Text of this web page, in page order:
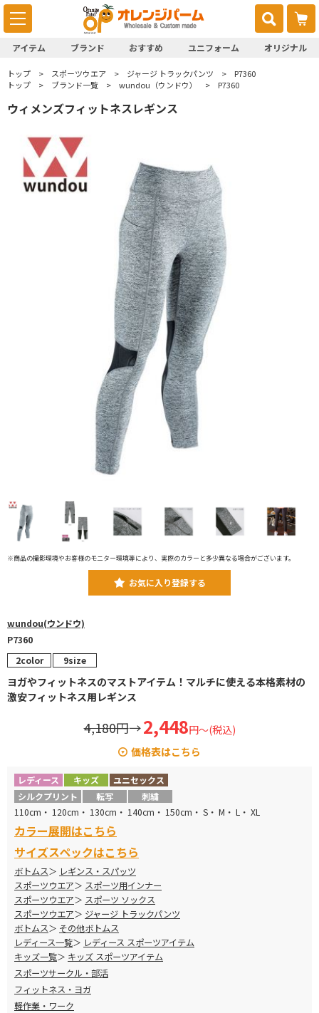
アイテム ブランド おすすめ ユニフォーム オリジナル
トップ スポーツウエア ジャージ トラックパンツ
P7360
トップ
ブランド一覧 wundou（ウンドウ） P7360
ウィメンズフィットネスレギンス
※商品の撮影環境やお客様のモニター環境等により、実際のカラーと多少異なる場合がございます。
お気に入り登録する
wundou(ウンドウ)
P7360
2color 9size
ヨガやフィットネスのマストアイテム！マルチに使える本格素材の
激安フィットネス用レギンス
4,180円→2,448円～(税込)
価格表はこちら
110cm～150cm 3,740円→ 2,448円
S～XL 4,180円→ 2,736円
レディース キッズ
ユニセックス
シルクプリント
転写 刺繍
110cm・ 120cm・ 130cm・ 140cm・ 150cm・ S・ M・ L・ XL
カラー展開はこちら
サイズスペックはこちら
ボトムス
レギンス・スパッツ
スポーツウエア
スポーツ用インナー
スポーツウエア
スポーツ ソックス
スポーツウエア
ジャージ トラックパンツ
ボトムス
その他ボトムス
レディース一覧
レディース スポーツアイテム
キッズ一覧
キッズ スポーツアイテム
スポーツサークル・部活
フィットネス・ヨガ
軽作業・ワーク